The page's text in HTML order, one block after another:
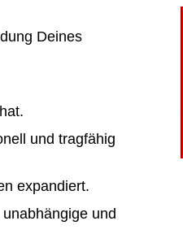
Deines
und tragfähig
expandiert.
und